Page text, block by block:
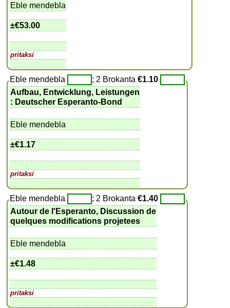
Eble mendebla
±€53.00
pritaksi
Eble mendebla ; 2 Brokanta€1.10
Aufbau, Entwicklung, Leistungen
: Deutscher Esperanto-Bond
Eble mendebla
±€1.17
pritaksi
Eble mendebla ; 2 Brokanta€1.40
Autour de l'Esperanto, Discussion de
quelques modifications projetees
Eble mendebla
±€1.48
pritaksi